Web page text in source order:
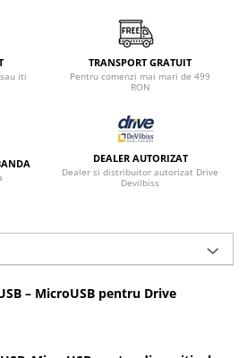
iti
TRANSPORT GRATUIT
Pentru comenzi mai mari de 499
RON
DEALER AUTORIZAT
Dealer si distribuitor autorizat Drive
Devilbiss
– MicroUSB pentru Drive